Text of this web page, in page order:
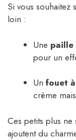
Si vous souhaitez
loin :
Une paille
pour un
Un fouet
crème
Ces petits plus ne
ajoutent du